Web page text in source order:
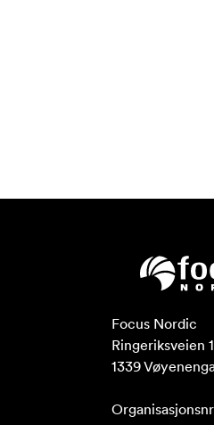
Focus Nordic
Ringeriksveien
1339